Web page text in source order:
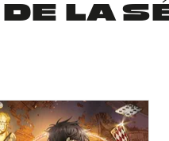
LA